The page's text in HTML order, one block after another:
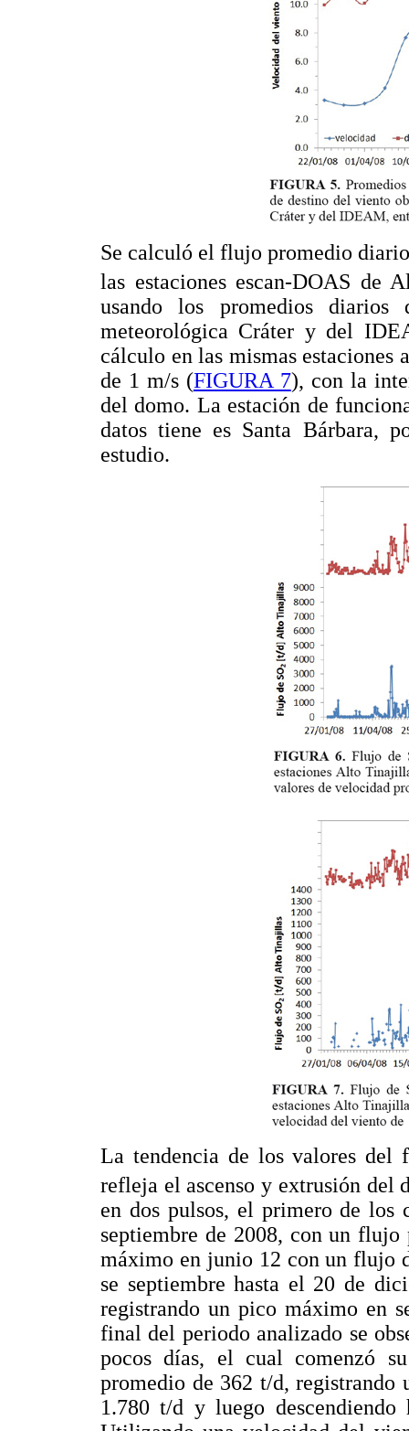
Se calculó el flujo promedio
las estaciones escan-DOAS
usando los promedios
meteorológica Cráter y del
cálculo en las mismas estaciones
de 1 m/s (FIGURA 7), con la
del domo. La estación de
datos tiene es Santa Bárbara,
estudio.
La tendencia de los valores del
refleja el ascenso y extrusión del
en dos pulsos, el primero de los
septiembre de 2008, con un
máximo en junio 12 con un flujo
se septiembre hasta el 20 de
registrando un pico máximo en
final del periodo analizado se
pocos días, el cual comenzó
promedio de 362 t/d,
1.780 t/d y luego